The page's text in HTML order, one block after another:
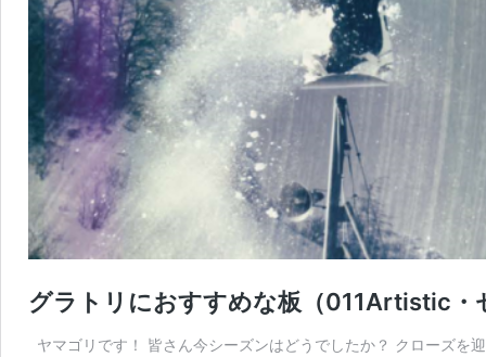
グラトリにおすすめな板（011Artistic
ヤマゴリです！ 皆さん今シーズンはどうでしたか？ クローズを